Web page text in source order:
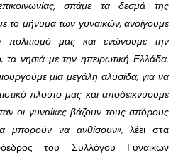
σπάμε τα δεσμά της
το μήνυμα των γυναικών, ανοίγουμε
μας και ενώνουμε την
νησιά με την ηπειρωτική Ελλάδα.
μια μεγάλη αλυσίδα, για να
πλούτο μας και αποδεικνύουμε
οι γυναίκες βάζουν τους σπόρους
μπορούν να ανθίσουν», λέει στα
του Συλλόγου Γυναικών